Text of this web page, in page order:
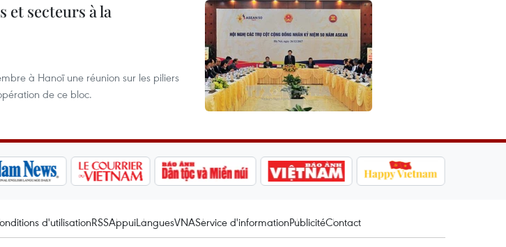
secteurs à la
à Hanoï une réunion sur les piliers
de ce bloc.
d'utilisationRSSAppuiLanguesVNAService d'informationPublicitéContact